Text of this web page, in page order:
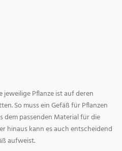
jeweilige Pflanze ist auf deren
So muss ein Gefäß für Pflanzen
dem passenden Material für die
hinaus kann es auch entscheidend
aufweist.